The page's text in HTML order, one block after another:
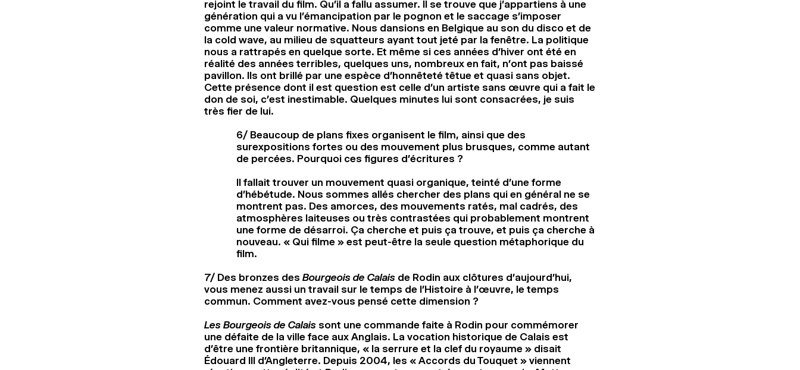
rejoint le travail du film. Qu’il a fallu assumer. Il se trouve que j’appartiens à une
génération qui a vu l’émancipation par le pognon et le saccage s’imposer
comme une valeur normative. Nous dansions en Belgique au son du disco et de
la cold wave, au milieu de squatteurs ayant tout jeté par la fenêtre. La politique
nous a rattrapés en quelque sorte. Et même si ces années d’hiver ont été en
réalité des années terribles, quelques uns, nombreux en fait, n’ont pas baissé
pavillon. Ils ont brillé par une espèce d’honnêteté têtue et quasi sans objet.
Cette présence dont il est question est celle d’un artiste sans œuvre qui a fait le
don de soi, c’est inestimable. Quelques minutes lui sont consacrées, je suis
très fier de lui.
6/ Beaucoup de plans fixes organisent le film, ainsi que des
surexpositions fortes ou des mouvement plus brusques, comme autant
de percées. Pourquoi ces figures d’écritures ?
Il fallait trouver un mouvement quasi organique, teinté d’une forme
d’hébétude. Nous sommes allés chercher des plans qui en général ne se
montrent pas. Des amorces, des mouvements ratés, mal cadrés, des
atmosphères laiteuses ou très contrastées qui probablement montrent
une forme de désarroi. Ça cherche et puis ça trouve, et puis ça cherche à
nouveau. « Qui filme » est peut-être la seule question métaphorique du
film.
7/ Des bronzes des Bourgeois de Calaisde Rodin aux clôtures d’aujourd’hui,
vous menez aussi un travail sur le temps de l’Histoire à l’œuvre, le temps
commun. Comment avez-vous pensé cette dimension ?
Les Bourgeois de Calaissont une commande faite à Rodin pour commémorer
une défaite de la ville face aux Anglais. La vocation historique de Calais est
d’être une frontière britannique, « la serrure et la clef du royaume » disait
Édouard III d’Angleterre. Depuis 2004, les « Accords du Touquet » viennent